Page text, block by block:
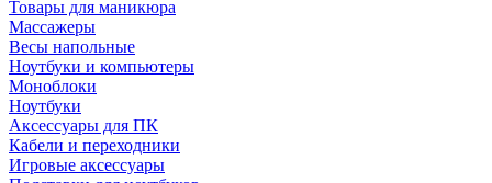
Товары для маникюра
Массажеры
Весы напольные
Ноутбуки и компьютеры
Моноблоки
Ноутбуки
Аксессуары для ПК
Кабели и переходники
Игровые аксессуары